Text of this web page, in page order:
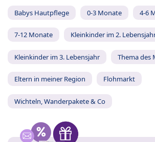
Babys Hautpflege 0-3 Monate 4-6
7-12 Monate Kleinkinder im 2.
Kleinkinder im 3. Lebensjahr Thema des
Eltern in meiner Region Flohmarkt
Wichteln, Wanderpakete & Co